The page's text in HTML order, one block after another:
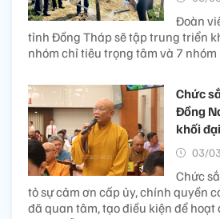
Đoàn
tỉnh Đồng Tháp sẽ tập trung triển
nhóm chỉ tiêu trọng tâm và 7
Chức
Đồng
khối
03/
Chức
tỏ sự cảm ơn cấp ủy, chính quyền
đã quan tâm, tạo điều kiện để hoạt